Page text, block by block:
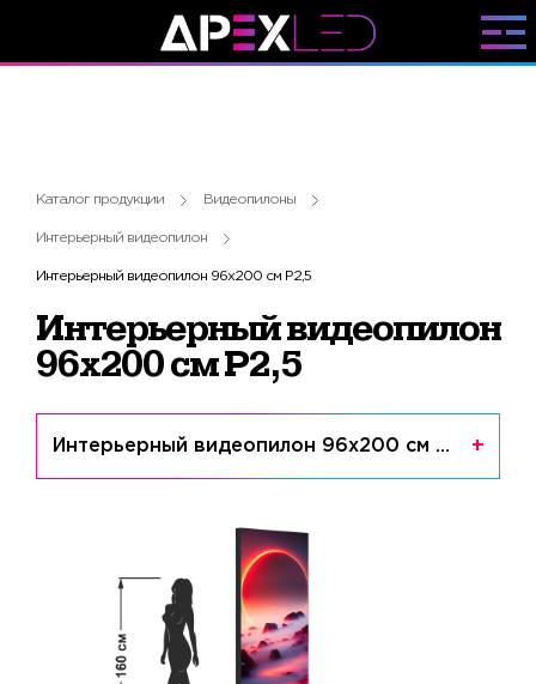
Каталог продукции Видеопилоны
Интерьерный видеопилон
Интерьерный видеопилон 96x200 см P2,5
Интерьерный видеопилон
96x200 см P2,5
Интерьерный видеопилон 96x200 см P2,5